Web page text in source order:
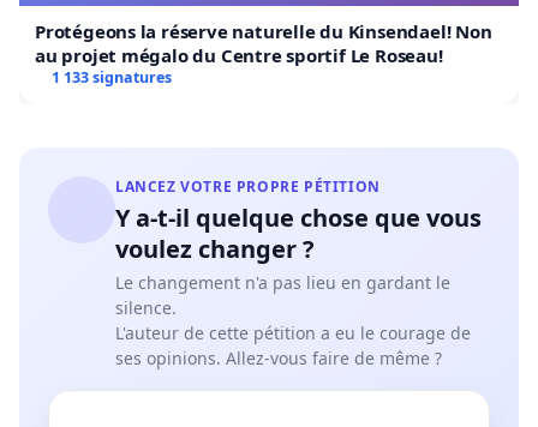
Protégeons la réserve naturelle du Kinsendael! Non
au projet mégalo du Centre sportif Le Roseau!
1 133 signatures
LANCEZ VOTRE PROPRE PÉTITION
Y a-t-il quelque chose que vous
voulez changer ?
Le changement n'a pas lieu en gardant le
silence.
L'auteur de cette pétition a eu le courage de
ses opinions. Allez-vous faire de même ?